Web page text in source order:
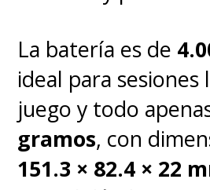
La batería es de
ideal para sesiones
juego y todo
gramos, con
151.3 × 82.4 × 22